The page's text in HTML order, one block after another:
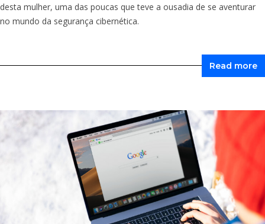
desta mulher, uma das poucas que teve a ousadia de se aventurar
no mundo da segurança cibernética.
Read more